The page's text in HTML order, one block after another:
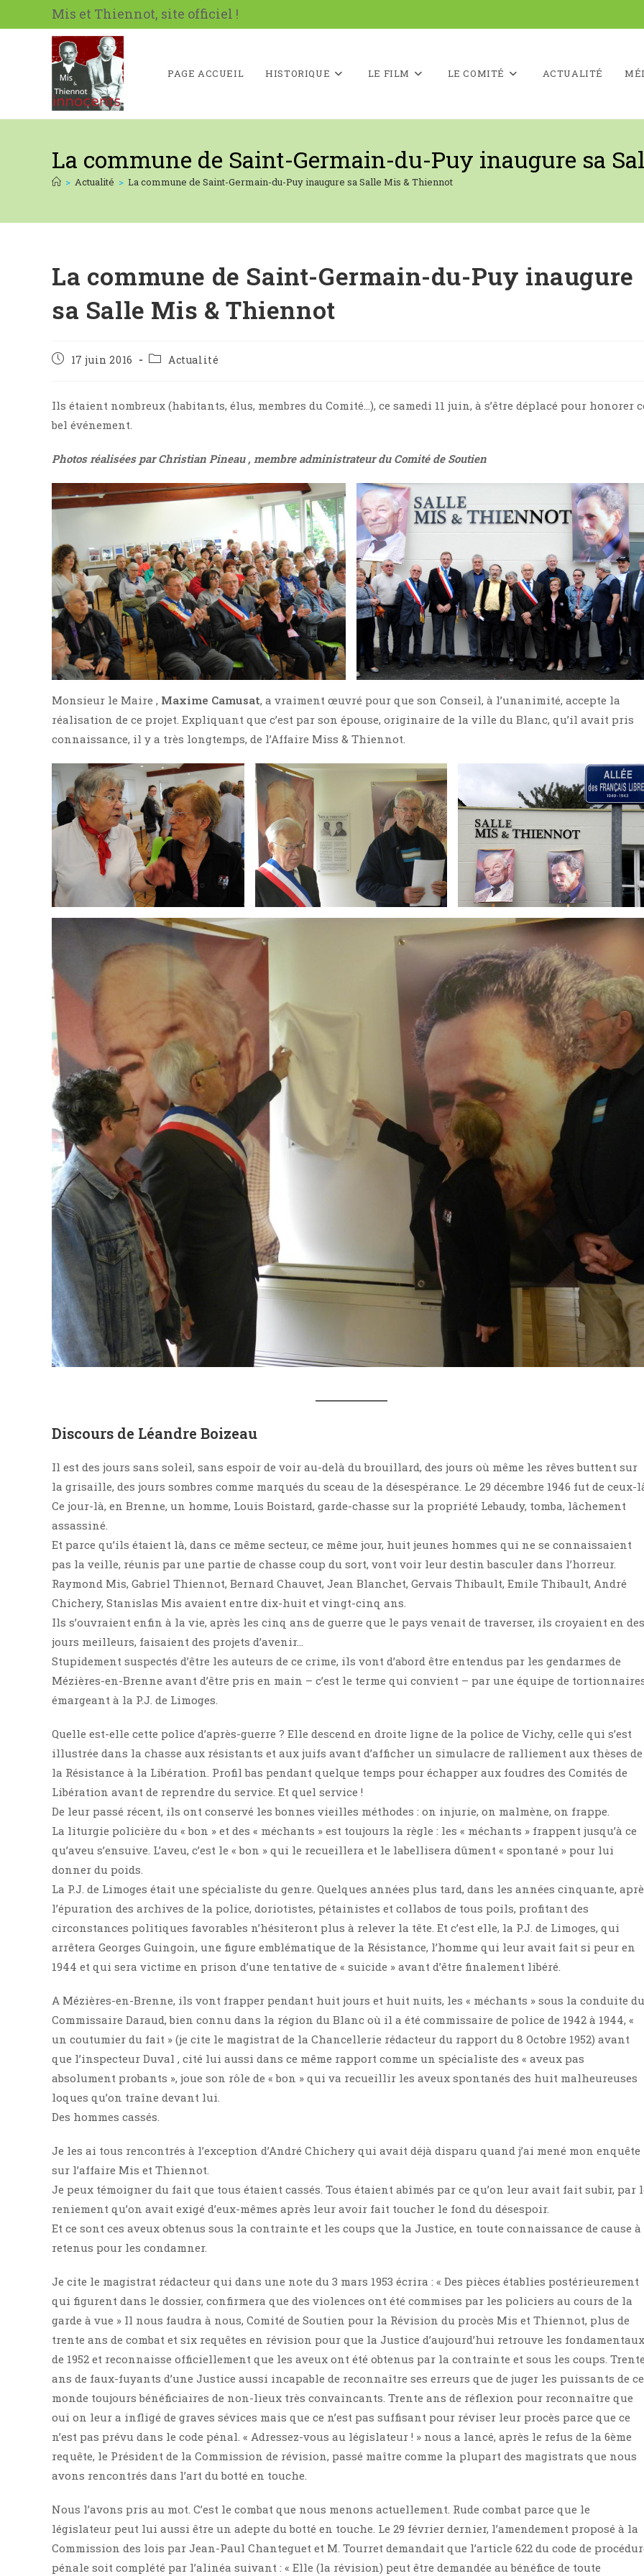
to
Mis et Thiennot, site officiel !
PAGE ACCUEIL HISTORIQUE LE FILM LE COMITÉ ACTUALITÉ
La commune de Saint-Germain-du-Puy inaugure sa
> Actualité > La commune de Saint-Germain-du-Puy inaugure sa Salle Mis & Thiennot
La commune de Saint-Germain-du-Puy inaugure
sa Salle Mis & Thiennot
Publication
17 juin 2016
PostActualité
Ils étaient nombreux (habitants, élus, membres du Comité…), ce samedi 11 juin, à s’être déplacé pour honorer
bel événement.
Photos réalisées par Christian Pineau , membre administrateur du Comité de Soutien
Monsieur le Maire , Maxime Camusat, a vraiment œuvré pour que son Conseil, à l’unanimité, accepte la
réalisation de ce projet. Expliquant que c’est par son épouse, originaire de la ville du Blanc, qu’il avait pris
connaissance, il y a très longtemps, de l’Affaire Miss & Thiennot.
Discours de Léandre Boizeau
Il est des jours sans soleil, sans espoir de voir au-delà du brouillard, des jours où même les rêves buttent sur
la grisaille, des jours sombres comme marqués du sceau de la désespérance. Le 29 décembre 1946 fut de ceux-
Ce jour-là, en Brenne, un homme, Louis Boistard, garde-chasse sur la propriété Lebaudy, tomba, lâchement
assassiné.
Et parce qu’ils étaient là, dans ce même secteur, ce même jour, huit jeunes hommes qui ne se connaissaient
pas la veille, réunis par une partie de chasse coup du sort, vont voir leur destin basculer dans l’horreur.
Raymond Mis, Gabriel Thiennot, Bernard Chauvet, Jean Blanchet, Gervais Thibault, Emile Thibault, André
Chichery, Stanislas Mis avaient entre dix-huit et vingt-cinq ans.
Ils s’ouvraient enfin à la vie, après les cinq ans de guerre que le pays venait de traverser, ils croyaient en des
jours meilleurs, faisaient des projets d’avenir…
Stupidement suspectés d’être les auteurs de ce crime, ils vont d’abord être entendus par les gendarmes de
Mézières-en-Brenne avant d’être pris en main – c’est le terme qui convient – par une équipe de
émargeant à la P.J. de Limoges.
Quelle est-elle cette police d’après-guerre ? Elle descend en droite ligne de la police de Vichy, celle qui s’est
illustrée dans la chasse aux résistants et aux juifs avant d’afficher un simulacre de ralliement aux thèses de
la Résistance à la Libération. Profil bas pendant quelque temps pour échapper aux foudres des Comités de
Libération avant de reprendre du service. Et quel service !
De leur passé récent, ils ont conservé les bonnes vieilles méthodes : on injurie, on malmène, on frappe.
La liturgie policière du « bon » et des « méchants » est toujours la règle : les « méchants » frappent jusqu’à ce
qu’aveu s’ensuive. L’aveu, c’est le « bon » qui le recueillera et le labellisera dûment « spontané » pour lui
donner du poids.
La P.J. de Limoges était une spécialiste du genre. Quelques années plus tard, dans les années cinquante,
l’épuration des archives de la police, doriotistes, pétainistes et collabos de tous poils, profitant des
circonstances politiques favorables n’hésiteront plus à relever la tête. Et c’est elle, la P.J. de Limoges, qui
arrêtera Georges Guingoin, une figure emblématique de la Résistance, l’homme qui leur avait fait si peur en
1944 et qui sera victime en prison d’une tentative de « suicide » avant d’être finalement libéré.
A Mézières-en-Brenne, ils vont frapper pendant huit jours et huit nuits, les « méchants » sous la conduite du
Commissaire Daraud, bien connu dans la région du Blanc où il a été commissaire de police de 1942 à 1944, «
un coutumier du fait » (je cite le magistrat de la Chancellerie rédacteur du rapport du 8 Octobre 1952) avant
que l’inspecteur Duval , cité lui aussi dans ce même rapport comme un spécialiste des « aveux pas
absolument probants », joue son rôle de « bon » qui va recueillir les aveux spontanés des huit malheureuses
loques qu’on traîne devant lui.
Des hommes cassés.
Je les ai tous rencontrés à l’exception d’André Chichery qui avait déjà disparu quand j’ai mené mon enquête
sur l’affaire Mis et Thiennot.
Je peux témoigner du fait que tous étaient cassés. Tous étaient abîmés par ce qu’on leur avait fait subir, par
reniement qu’on avait exigé d’eux-mêmes après leur avoir fait toucher le fond du désespoir.
Et ce sont ces aveux obtenus sous la contrainte et les coups que la Justice, en toute connaissance de cause à
retenus pour les condamner.
Je cite le magistrat rédacteur qui dans une note du 3 mars 1953 écrira : « Des pièces établies postérieurement
qui figurent dans le dossier, confirmera que des violences ont été commises par les policiers au cours de la
garde à vue » Il nous faudra à nous, Comité de Soutien pour la Révision du procès Mis et Thiennot, plus de
trente ans de combat et six requêtes en révision pour que la Justice d’aujourd’hui retrouve les fondamentaux
de 1952 et reconnaisse officiellement que les aveux ont été obtenus par la contrainte et sous les coups.
ans de faux-fuyants d’une Justice aussi incapable de reconnaître ses erreurs que de juger les puissants de ce
monde toujours bénéficiaires de non-lieux très convaincants. Trente ans de réflexion pour reconnaître que
oui on leur a infligé de graves sévices mais que ce n’est pas suffisant pour réviser leur procès parce que ce
n’est pas prévu dans le code pénal. « Adressez-vous au législateur ! » nous a lancé, après le refus de la 6ème
requête, le Président de la Commission de révision, passé maître comme la plupart des magistrats que nous
avons rencontrés dans l’art du botté en touche.
Nous l’avons pris au mot. C’est le combat que nous menons actuellement. Rude combat parce que le
législateur peut lui aussi être un adepte du botté en touche. Le 29 février dernier, l’amendement proposé à la
Commission des lois par Jean-Paul Chanteguet et M. Tourret demandait que l’article 622 du code de
pénale soit complété par l’alinéa suivant : « Elle (la révision) peut être demandée au bénéfice de toute